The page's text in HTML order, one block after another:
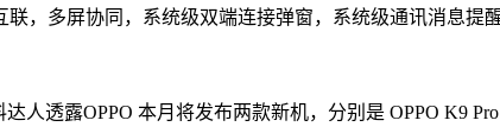
，多屏协同，系统级双端连接弹窗，系统级通讯消息提醒
透露OPPO 本月将发布两款新机，分别是 OPPO K9 Pro